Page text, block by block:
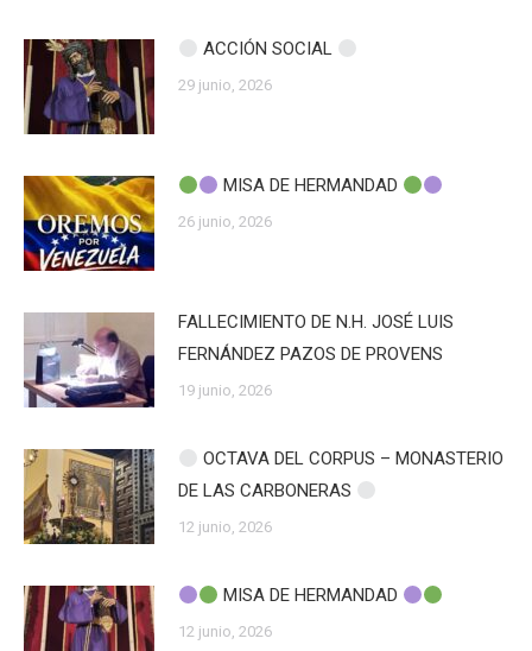
ACCIÓN SOCIAL
29 junio, 2026
MISA DE HERMANDAD
26 junio, 2026
FALLECIMIENTO DE N.H. JOSÉ LUIS
FERNÁNDEZ PAZOS DE PROVENS
19 junio, 2026
OCTAVA DEL CORPUS – MONASTERIO
DE LAS CARBONERAS
12 junio, 2026
MISA DE HERMANDAD
12 junio, 2026